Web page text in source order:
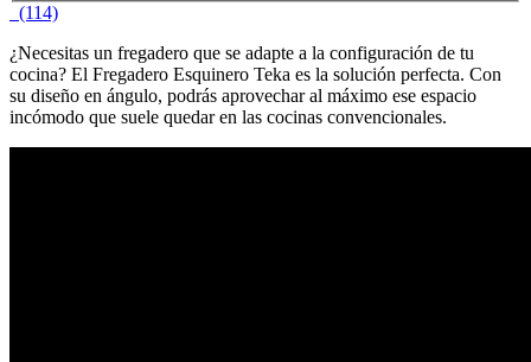
(114)
¿Necesitas un fregadero que se adapte a la configuración de tu
cocina? El Fregadero Esquinero Teka es la solución perfecta. Con
su diseño en ángulo, podrás aprovechar al máximo ese espacio
incómodo que suele quedar en las cocinas convencionales.